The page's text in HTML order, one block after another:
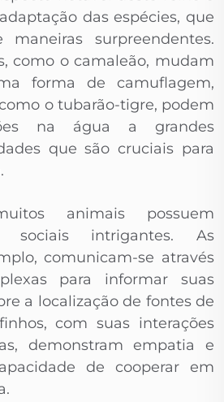
das espécies, que
surpreendentes.
como o camaleão, mudam
forma de camuflagem,
o tubarão-tigre, podem
na água a grandes
que são cruciais para
animais possuem
sociais intrigantes. As
comunicam-se através
para informar suas
a localização de fontes de
com suas interações
demonstram empatia e
de cooperar em